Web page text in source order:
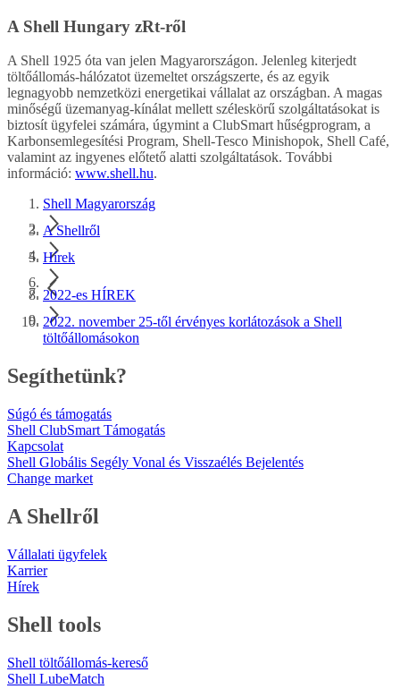
A Shell Hungary zRt-ről
A Shell 1925 óta van jelen Magyarországon. Jelenleg kiterjedt
töltőállomás-hálózatot üzemeltet országszerte, és az egyik
legnagyobb nemzetközi energetikai vállalat az országban. A magas
minőségű üzemanyag-kínálat mellett széleskörű szolgáltatásokat is
biztosít ügyfelei számára, úgymint a ClubSmart hűségprogram, a
Karbonsemlegesítési Program, Shell-Tesco Minishopok, Shell Café,
valamint az ingyenes előtető alatti szolgáltatások. További
információ: www.shell.hu.
Shell Magyarország
A Shellről
Hírek
2022-es HÍREK
2022. november 25-től érvényes korlátozások a Shell
töltőállomásokon
Segíthetünk?
Súgó és támogatás
Shell ClubSmart Támogatás
Kapcsolat
Shell Globális Segély Vonal és Visszaélés Bejelentés
Change market
A Shellről
Vállalati ügyfelek
Karrier
Hírek
Shell tools
Shell töltőállomás-kereső
Shell LubeMatch